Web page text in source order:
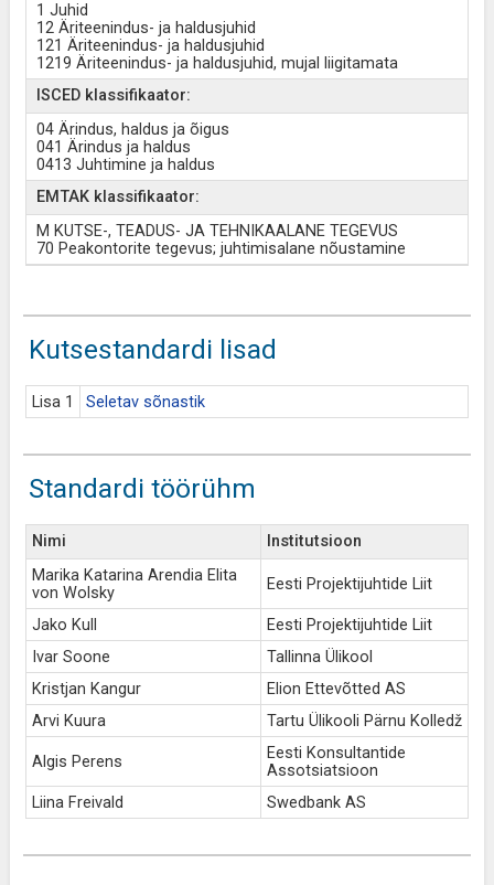
1 Juhid
12 Äriteenindus- ja haldusjuhid
121 Äriteenindus- ja haldusjuhid
1219 Äriteenindus- ja haldusjuhid, mujal liigitamata
ISCED klassifikaator:
04 Ärindus, haldus ja õigus
041 Ärindus ja haldus
0413 Juhtimine ja haldus
EMTAK klassifikaator:
M KUTSE-, TEADUS- JA TEHNIKAALANE TEGEVUS
70 Peakontorite tegevus; juhtimisalane nõustamine
Kutsestandardi lisad
Lisa 1 Seletav sõnastik
Standardi töörühm
Nimi
Institutsioon
Marika Katarina Arendia Elita
von Wolsky
Eesti Projektijuhtide Liit
Jako Kull
Eesti Projektijuhtide Liit
Ivar Soone
Tallinna Ülikool
Kristjan Kangur
Elion Ettevõtted AS
Arvi Kuura
Tartu Ülikooli Pärnu Kolledž
Algis Perens
Eesti Konsultantide
Assotsiatsioon
Liina Freivald
Swedbank AS